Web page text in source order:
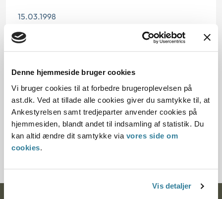
Denne hjemmeside bruger cookies
Vi bruger cookies til at forbedre brugeroplevelsen på
ast.dk. Ved at tillade alle cookies giver du samtykke til, at
Ankestyrelsen samt tredjeparter anvender cookies på
hjemmesiden, blandt andet til indsamling af statistik. Du
kan altid ændre dit samtykke via vores side om
cookies.
Vis detaljer
15.03.1998
Offentliggørelsesdato
§ 37 § 10 § 25
Journalnummer
201535-97